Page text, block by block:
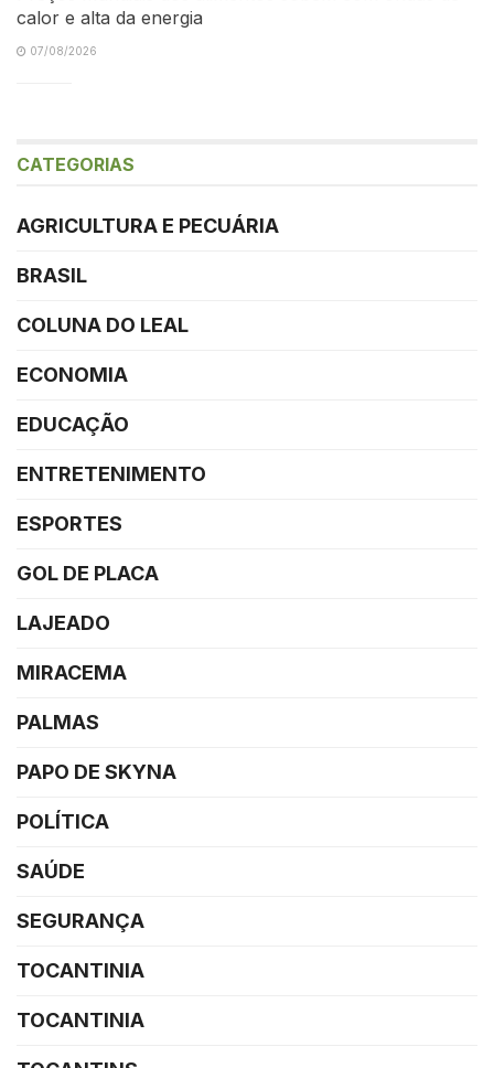
calor e alta da energia
07/08/2026
CATEGORIAS
AGRICULTURA E PECUÁRIA
BRASIL
COLUNA DO LEAL
ECONOMIA
EDUCAÇÃO
ENTRETENIMENTO
ESPORTES
GOL DE PLACA
LAJEADO
MIRACEMA
PALMAS
PAPO DE SKYNA
POLÍTICA
SAÚDE
SEGURANÇA
TOCANTINIA
TOCANTINIA